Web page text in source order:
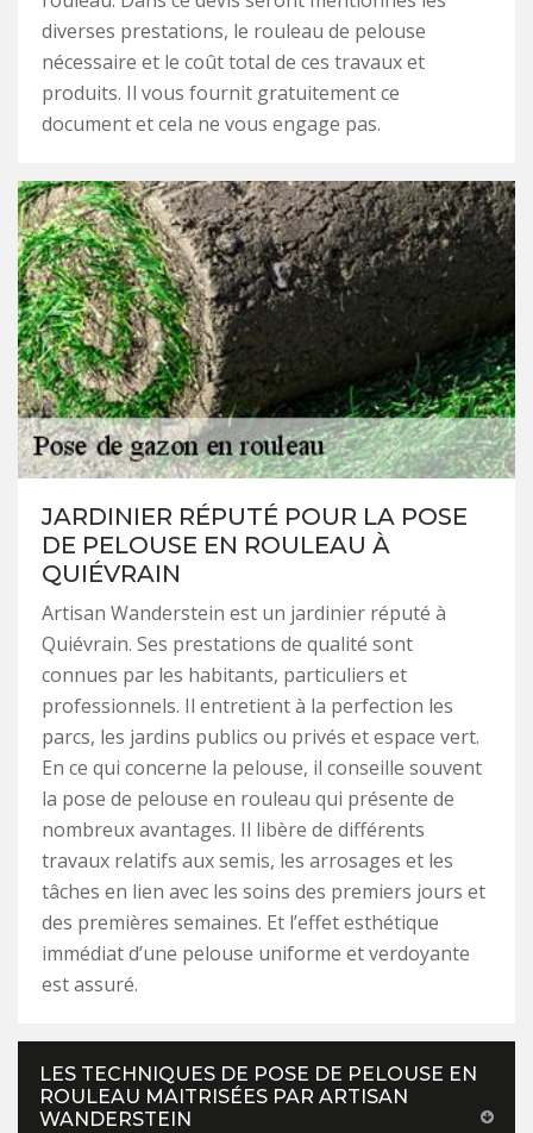
diverses prestations, le rouleau de pelouse
nécessaire et le coût total de ces travaux et
produits. Il vous fournit gratuitement ce
document et cela ne vous engage pas.
JARDINIER RÉPUTÉ POUR LA POSE
DE PELOUSE EN ROULEAU À
QUIÉVRAIN
Artisan Wanderstein est un jardinier réputé à
Quiévrain. Ses prestations de qualité sont
connues par les habitants, particuliers et
professionnels. Il entretient à la perfection les
parcs, les jardins publics ou privés et espace vert.
En ce qui concerne la pelouse, il conseille souvent
la pose de pelouse en rouleau qui présente de
nombreux avantages. Il libère de différents
travaux relatifs aux semis, les arrosages et les
tâches en lien avec les soins des premiers jours et
des premières semaines. Et l’effet esthétique
immédiat d’une pelouse uniforme et verdoyante
est assuré.
LES TECHNIQUES DE POSE DE PELOUSE EN
ROULEAU MAITRISÉES PAR ARTISAN
WANDERSTEIN